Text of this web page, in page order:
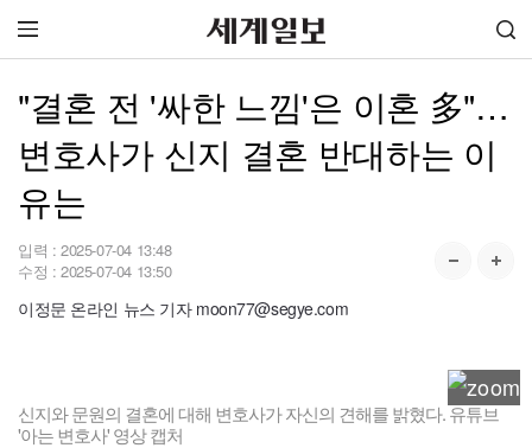
"결혼 전 '싸한 느낌'은 이혼 多"…
변호사가 신지 결혼 반대하는 이
유는
입력 : 2025-07-04 13:48
수정 : 2025-07-04 13:50
이정문 온라인 뉴스 기자 moon77@segye.com
신지와 문원의 결혼에 대해 변호사가 자신의 견해를 밝혔다. 유튜브
'아는 변호사' 영상 캡처